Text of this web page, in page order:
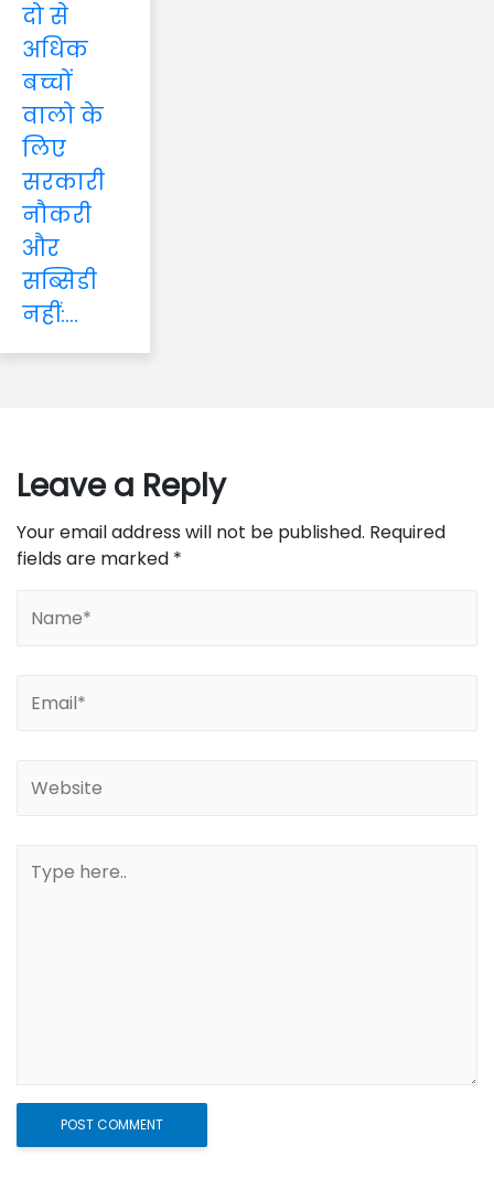
दो से
अधिक
बच्चों
वालो के
लिए
सरकारी
नौकरी
और
सब्सिडी
नहीं:...
Leave a Reply
Your email address will not be published. Required
fields are marked *